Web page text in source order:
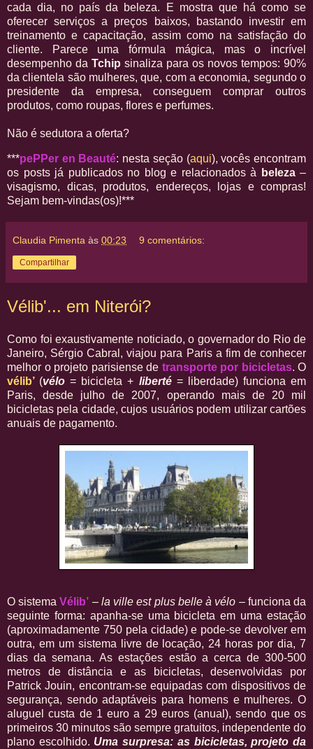
cada dia, no país da beleza. E mostra que há como se
oferecer serviços a preços baixos, bastando investir em
treinamento e capacitação, assim como na satisfação do
cliente. Parece uma fórmula mágica, mas o incrível
desempenho da Tchip sinaliza para os novos tempos: 90%
da clientela são mulheres, que, com a economia, segundo o
presidente da empresa, conseguem comprar outros
produtos, como roupas, flores e perfumes.
Não é sedutora a oferta?
***pePPer en Beauté: nesta seção (aqui), vocês encontram
os posts já publicados no blog e relacionados à
beleza–
visagismo, dicas, produtos, endereços, lojas e compras!
Sejam bem-vindas(os)!***
Claudia Pimenta às 00:23 9 comentários:
Compartilhar
Vélib'... em Niterói?
Como foi exaustivamente noticiado, o governador do Rio de
Janeiro, Sérgio Cabral, viajou para Paris a fim de conhecer
melhor o projeto parisiense de transporte por bicicletas. O
vélib’ (vélo = bicicleta + liberté= liberdade) funciona em
Paris, desde julho de 2007, operando mais de 20 mil
bicicletas pela cidade, cujos usuários podem utilizar cartões
anuais de pagamento.
O sistemaVélib’ – la ville est plus belle à vélo – funciona da
seguinte forma: apanha-se uma bicicleta em uma estação
(aproximadamente 750 pela cidade) e pode-se devolver em
outra, em um sistema livre de locação, 24 horas por dia, 7
dias da semana. As estações estão a cerca de 300-500
metros de distância e as bicicletas, desenvolvidas por
Patrick Jouin, encontram-se equipadas com dispositivos de
segurança, sendo adaptáveis para homens e mulheres. O
aluguel custa de 1 euro a 29 euros (anual), sendo que os
primeiros 30 minutos são sempre gratuitos, independente do
plano escolhido. Uma surpresa: as bicicletas, projeto da